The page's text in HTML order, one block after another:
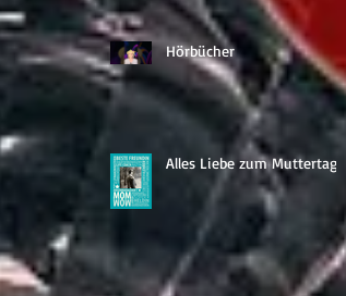
Hörbücher
Alles Liebe zum Muttertag!